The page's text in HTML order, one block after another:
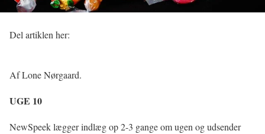
Del artiklen her:
Af Lone Nørgaard.
UGE 10
NewSpeek lægger indlæg op 2-3 gange om ugen og udsender